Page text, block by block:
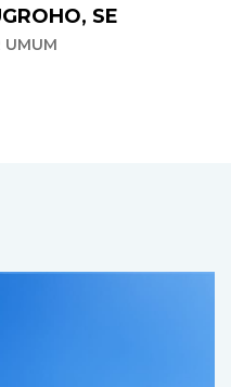
SE
UMUM